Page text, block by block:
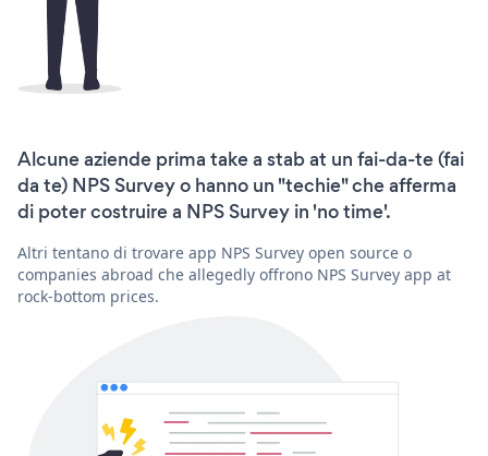
Alcune aziende prima take a stab at un fai-da-te (fai
da te) NPS Survey o hanno un "techie" che afferma
di poter costruire a NPS Survey in 'no time'.
Altri tentano di trovare app NPS Survey open source o
companies abroad che allegedly offrono NPS Survey app at
rock-bottom prices.